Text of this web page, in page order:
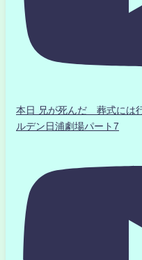
本日 兄が死んだ 葬式には
ルデン日浦劇場パート7